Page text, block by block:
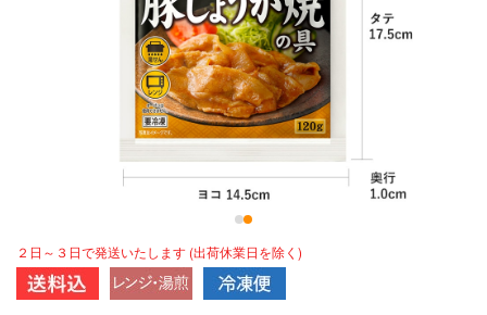
２日～３日で発送いたします (出荷休業日を除く)